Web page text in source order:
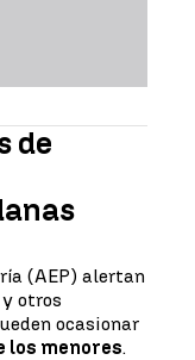
de
(AEP) alertan
otros
ocasionar
los menores.